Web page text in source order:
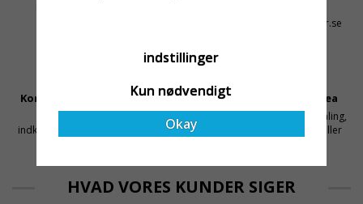
kontakt@stallningsprodukter.se
Konkurrencedygtige Priser
indkøbsvolumener holder prisen
Sikker Betaling Med Svea
Sikre betalinger med kortbetaling,
MobilePay, faktura, leasing eller
HVAD VORES KUNDER SIGER
indstillinger
Kun nødvendigt
Okay